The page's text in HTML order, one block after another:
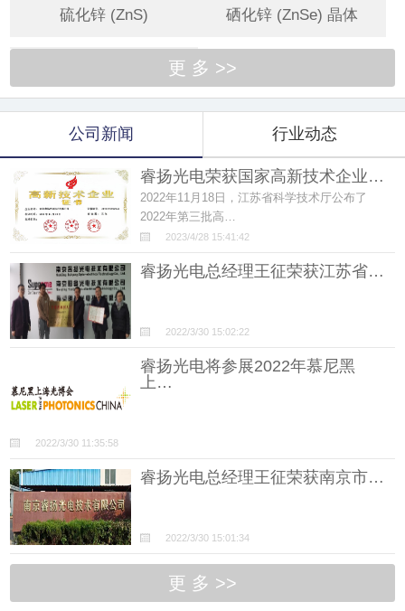
硫化锌 (ZnS) 硒化锌 (ZnSe) 晶体
更 多 >>
公司新闻 行业动态
睿扬光电荣获国家高新技术企业…
2022年11月18日，江苏省科学技术厅公布了
2022年第三批高…
2023/4/28 15:41:42
睿扬光电总经理王征荣获江苏省…
2022/3/30 15:02:22
睿扬光电将参展2022年慕尼黑
上…
2022/3/30 11:35:58
睿扬光电总经理王征荣获南京市…
2022/3/30 15:01:34
更 多 >>